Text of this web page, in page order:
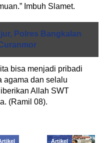
Imbuh Slamet.
Polres Bangkalan
bisa menjadi pribadi
agama dan selalu
Allah SWT
(Ramil 08).
Artikel